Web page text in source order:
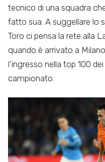
tecnico di una squadra
fatto sua. A suggellare lo
Toro ci pensa la rete alla
quando è arrivato a
l’ingresso nella top 100
campionato.